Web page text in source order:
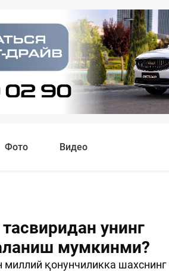
Фото Видео
унинг
мумкинми?
қонунчиликка шахснинг